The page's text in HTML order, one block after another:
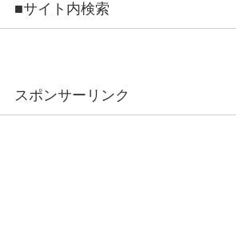
■サイト内検索
スポンサーリンク